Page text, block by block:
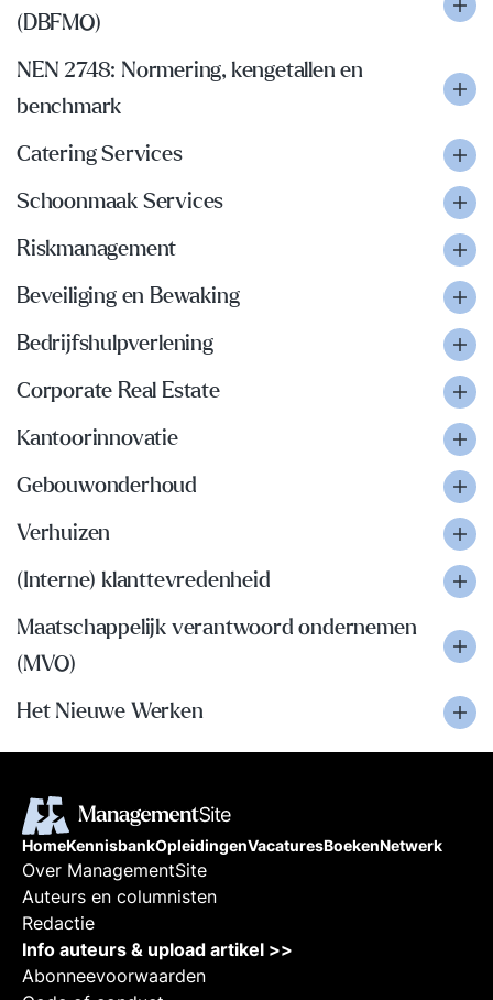
(DBFMO)
NEN 2748: Normering, kengetallen en
benchmark
Catering Services
Schoonmaak Services
Riskmanagement
Beveiliging en Bewaking
Bedrijfshulpverlening
Corporate Real Estate
Kantoorinnovatie
Gebouwonderhoud
Verhuizen
(Interne) klanttevredenheid
Maatschappelijk verantwoord ondernemen
(MVO)
Het Nieuwe Werken
HomeKennisbankOpleidingenVacaturesBoekenNetwerk
Over ManagementSite
Auteurs en columnisten
Redactie
Info auteurs & upload artikel >>
Abonneevoorwaarden